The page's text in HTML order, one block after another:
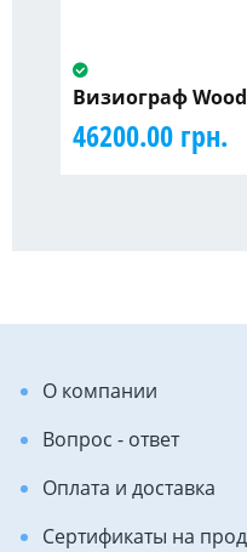
Визиограф
46200.00 грн.
О компании
Вопрос - ответ
Оплата и доставка
Сертификаты на